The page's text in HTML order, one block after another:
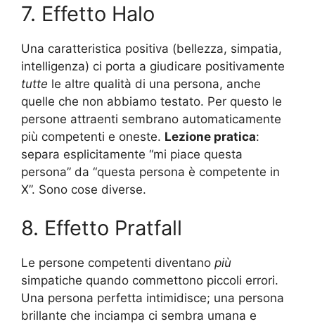
7. Effetto Halo
Una caratteristica positiva (bellezza, simpatia,
intelligenza) ci porta a giudicare positivamente
tutte le altre qualità di una persona, anche
quelle che non abbiamo testato. Per questo le
persone attraenti sembrano automaticamente
più competenti e oneste. Lezione pratica:
separa esplicitamente “mi piace questa
persona” da “questa persona è competente in
X”. Sono cose diverse.
8. Effetto Pratfall
Le persone competenti diventano più
simpatiche quando commettono piccoli errori.
Una persona perfetta intimidisce; una persona
brillante che inciampa ci sembra umana e